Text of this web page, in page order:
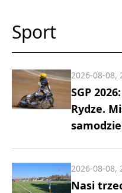
Sport
SGP
Rydze.
2026-08-08,
Nasi
2026-08-08,